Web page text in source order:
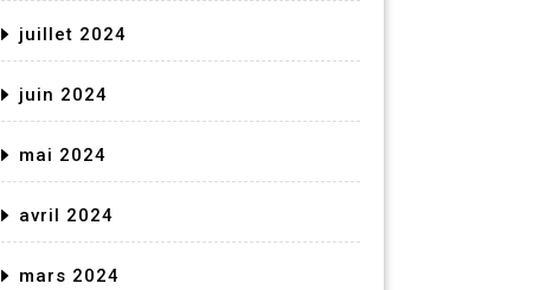
juillet 2024
juin 2024
mai 2024
avril 2024
mars 2024